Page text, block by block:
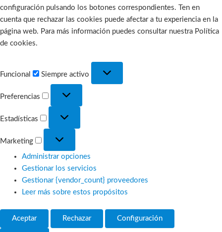
configuración pulsando los botones correspondientes. Ten en
cuenta que rechazar las cookies puede afectar a tu experiencia en la
página web. Para más información puedes consultar nuestra Política
de cookies.
Funcional Siempre activo
Preferencias
Estadísticas
Marketing
Administrar opciones
Gestionar los servicios
Gestionar {vendor_count} proveedores
Leer más sobre estos propósitos
Aceptar Rechazar Configuración